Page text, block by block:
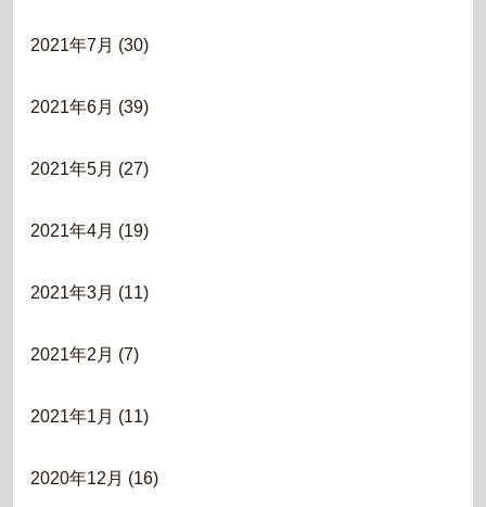
2021年7月 (30)
2021年6月 (39)
2021年5月 (27)
2021年4月 (19)
2021年3月 (11)
2021年2月 (7)
2021年1月 (11)
2020年12月 (16)